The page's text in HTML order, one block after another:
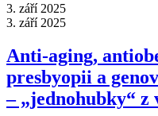
3. září 2025
3. září 2025
Anti‑aging,
presbyopii a
–⁠ „jednohubky“ z